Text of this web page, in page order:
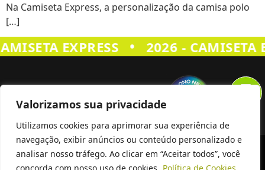
Valorizamos sua privacidade
Utilizamos cookies para aprimorar sua experiência de
navegação, exibir anúncios ou conteúdo personalizado e
analisar nosso tráfego. Ao clicar em “Aceitar todos”, você
Na Camiseta Express, a personalização da camisa polo
[…]
EXPRESS • 2026 - CAMISETA
Siga Nos